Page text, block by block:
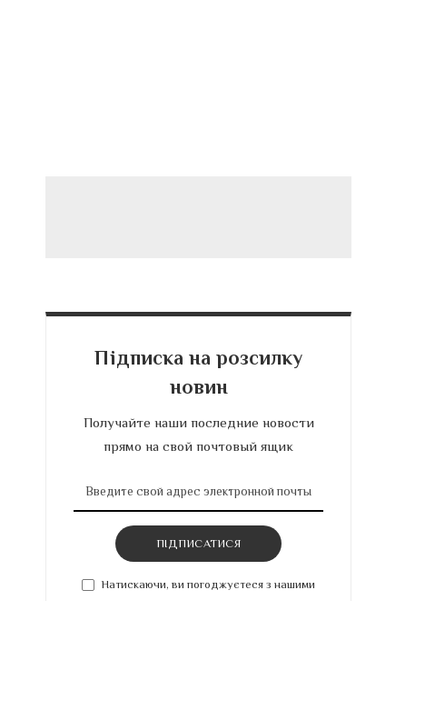
Підписка на розсилку
новин
Получайте наши последние новости
прямо на свой почтовый ящик
ПІДПИСАТИСЯ
Натискаючи, ви погоджуєтеся з нашими